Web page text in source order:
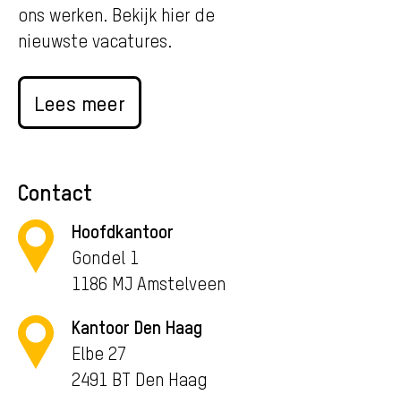
ons werken. Bekijk hier de
nieuwste vacatures.
Lees meer
Contact
Hoofdkantoor
Gondel 1
1186 MJ Amstelveen
Kantoor Den Haag
Elbe 27
2491 BT Den Haag